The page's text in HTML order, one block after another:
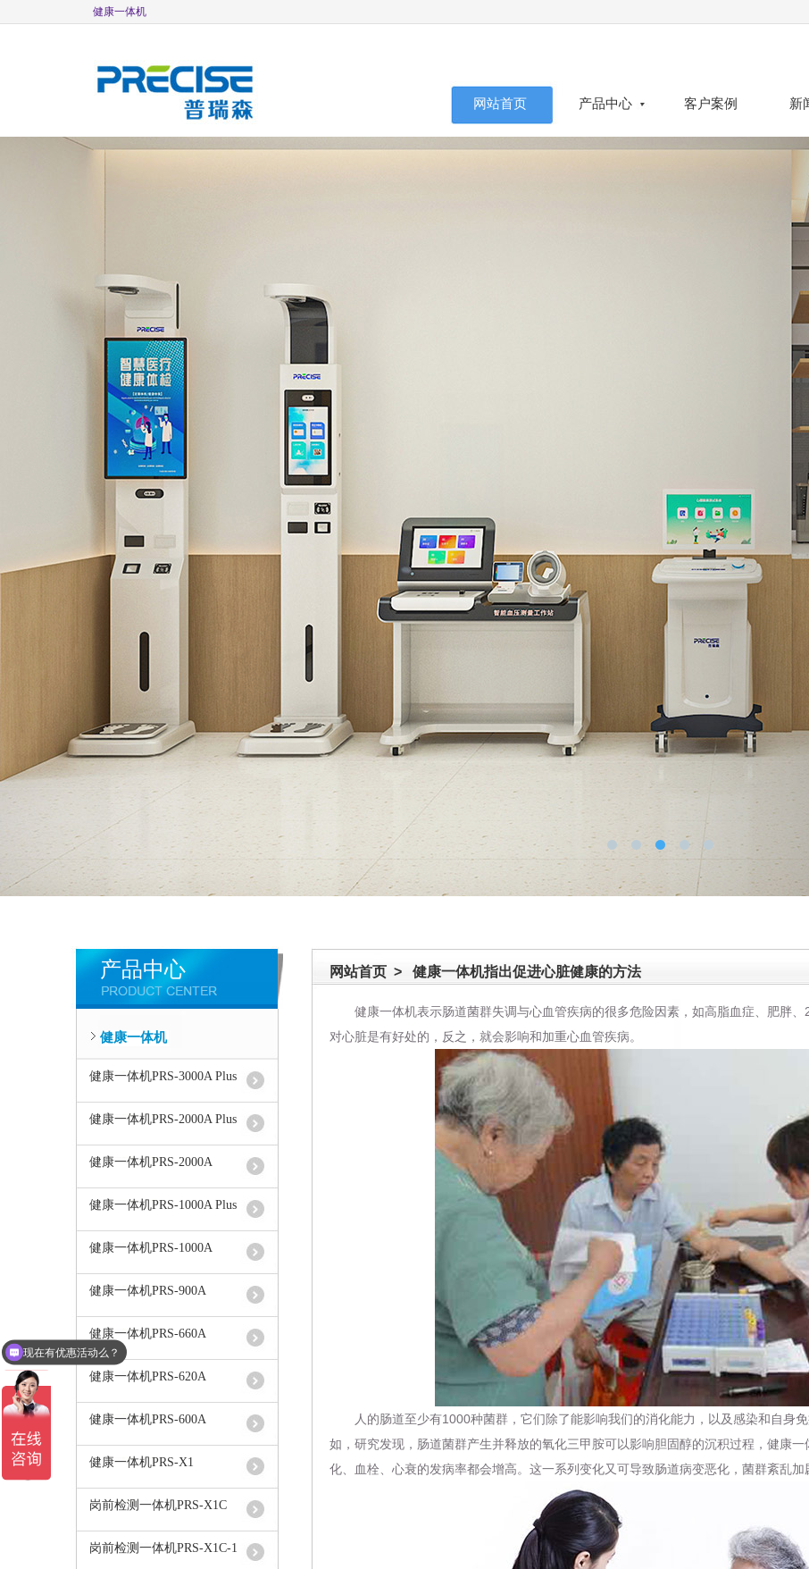
健康一体机
网站首页 产品中心 客户案例 新
产品中心
健康一体机
健康一体机PRS-3000A Plus
健康一体机PRS-2000A Plus
健康一体机PRS-2000A
健康一体机PRS-1000A Plus
健康一体机PRS-1000A
健康一体机PRS-900A
健康一体机PRS-660A
健康一体机PRS-620A
健康一体机PRS-600A
健康一体机PRS-X1
岗前检测一体机PRS-X1C
岗前检测一体机PRS-X1C-1
网站首页 > 健康一体机指出促进心脏健康的方法
健康一体机表示肠道菌群失调与心血管疾病的很多危险因素，如高脂血症、肥胖
对心脏是有好处的，反之，就会影响和加重心血管疾病。
人的肠道至少有1000种菌群，它们除了能影响我们的消化能力，以及感染和自身
如，研究发现，肠道菌群产生并释放的氧化三甲胺可以影响胆固醇的沉积过程， 健康一
化、血栓、心衰的发病率都会增高。这一系列变化又可导致肠道病变恶化，菌群紊乱加
可以介绍下你们的产品么？
现在有优惠活动么？